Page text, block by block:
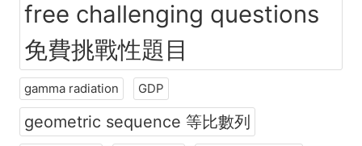
free challenging questions
免費挑戰性題目
gamma radiation GDP
geometric sequence 等比數列